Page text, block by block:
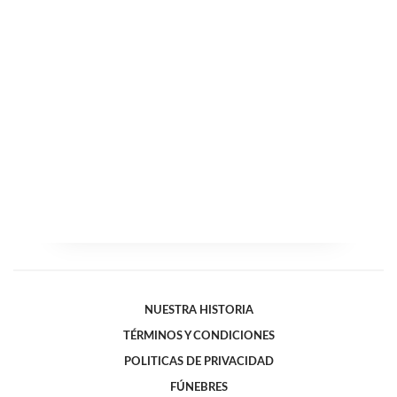
NUESTRA HISTORIA
TÉRMINOS Y CONDICIONES
POLITICAS DE PRIVACIDAD
FÚNEBRES